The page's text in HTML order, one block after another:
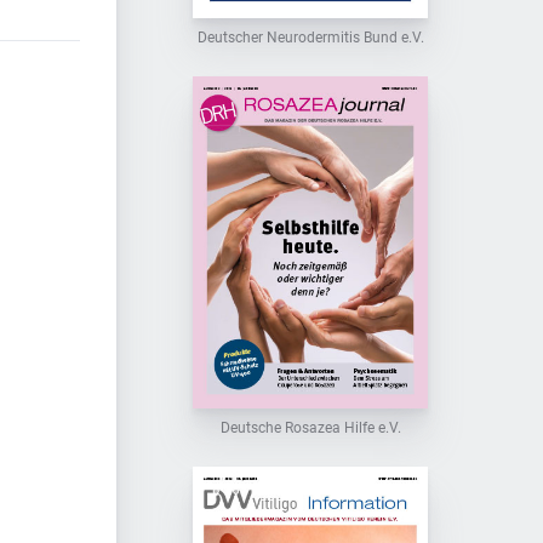
Deutscher Neurodermitis Bund e.V.
Deutsche Rosazea Hilfe e.V.